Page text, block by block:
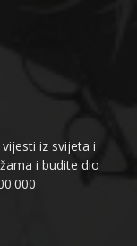
iz svijeta i
i budite dio